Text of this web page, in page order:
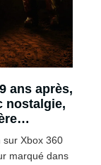
ans après,
nostalgie,
sur Xbox 360
marqué dans